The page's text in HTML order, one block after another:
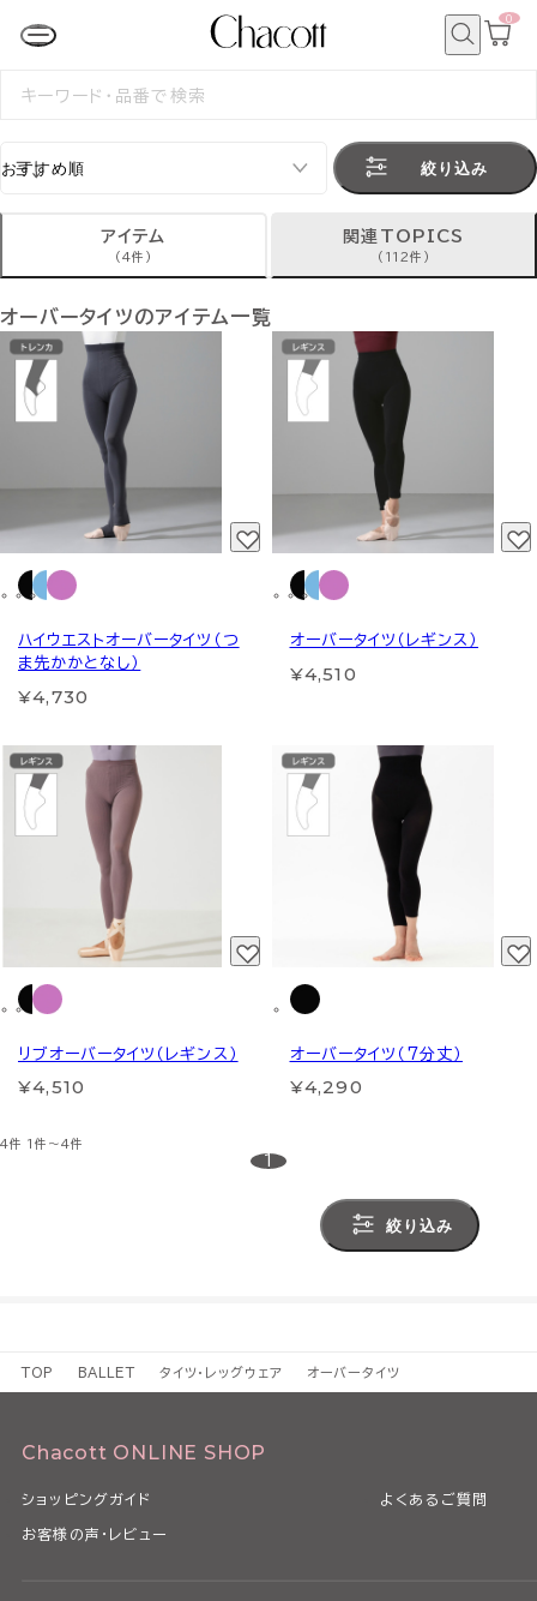
カ
0
検
絞り込み
アイテム
(4件)
関連TOPICS
(112件)
オーバータイツのアイテム一覧
ハイウエストオーバータイツ（つ
ま先かかとなし）
¥4,730
オーバータイツ（レギンス）
¥4,510
リブオーバータイツ（レギンス）
¥4,510
オーバータイツ（7分丈）
¥4,290
4件 1件～4件
1
絞り込み
TOP BALLET タイツ・レッグウェア オーバータイツ
Chacott ONLINE SHOP
ショッピングガイド よくあるご質問
お客様の声・レビュー